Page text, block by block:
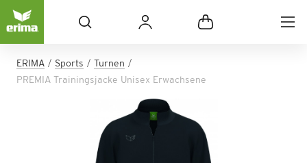
ERIMA Sports
Turnen
PREMIA Trainingsjacke Unisex Erwachsene